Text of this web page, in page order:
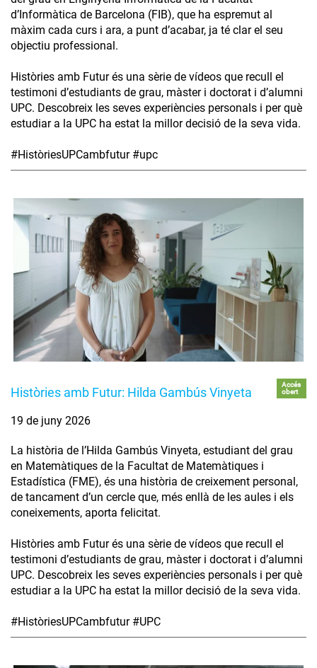
d’Informàtica de Barcelona (FIB), que ha espremut al
màxim cada curs i ara, a punt d’acabar, ja té clar el seu
objectiu professional.
Històries amb Futur és una sèrie de vídeos que recull el
testimoni d’estudiants de grau, màster i doctorat i d’alumni
UPC. Descobreix les seves experiències personals i per què
estudiar a la UPC ha estat la millor decisió de la seva vida.
#HistòriesUPCambfutur #upc
Històries amb Futur: Hilda Gambús Vinyeta
Accés
obert
19 de juny 2026
La història de l’Hilda Gambús Vinyeta, estudiant del grau
en Matemàtiques de la Facultat de Matemàtiques i
Estadística (FME), és una història de creixement personal,
de tancament d’un cercle que, més enllà de les aules i els
coneixements, aporta felicitat.
Històries amb Futur és una sèrie de vídeos que recull el
testimoni d’estudiants de grau, màster i doctorat i d’alumni
UPC. Descobreix les seves experiències personals i per què
estudiar a la UPC ha estat la millor decisió de la seva vida.
#HistòriesUPCambfutur #UPC